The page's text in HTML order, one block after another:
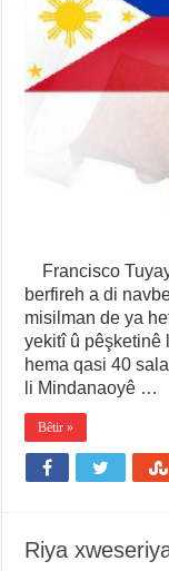
Francisco
berfireh a di
misilman de ya
yekitî û pêşketinê
hema qasi 40
li Mindanaoyê …
Bêtir »
Riya